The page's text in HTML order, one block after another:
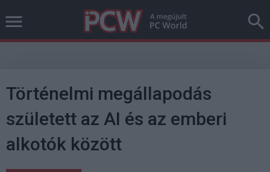
Történelmi megállapodás
született az AI és az emberi
alkotók között